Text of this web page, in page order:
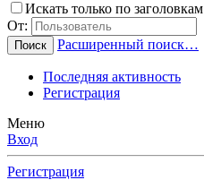
Искать только по заголовкам
От:
Поиск Расширенный поиск…
Последняя активность
Регистрация
Меню
Вход
Регистрация